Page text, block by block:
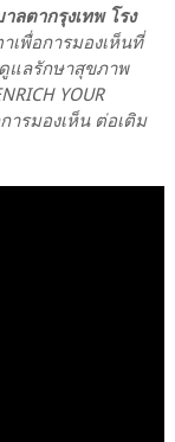
ลตากรุงเทพ โรง
เพื่อการมองเห็นที่
แลรักษาสุขภาพ
YOUR
การมองเห็น ต่อเติม